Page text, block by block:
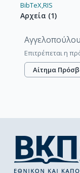
BibTeX,RIS
Αρχεία (1)
Επιτρέπεται η
Αίτημα